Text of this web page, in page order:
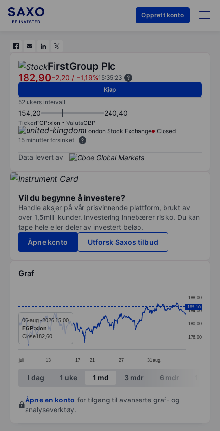
Opprett konto
FirstGroup Plc
182,90−2,20 / −1,19%15:35:23
Kjøp
52 ukers intervall
154,20 240,40
TickerFGP:xlon ValutaGBP
London Stock Exchange
Closed
15 minutter forsinket
Data levert av
Vil du begynne å investere?
Handle aksjer på vår prisvinnende plattform, brukt av
over 1,5mill. kunder. Investering innebærer risiko. Du kan
tape hele eller deler av investert beløp.
Åpne konto
Utforsk Saxos tilbud
Graf
Line chart with 382 data points.
The chart has 1 X axis displaying categories.
The chart has 1 Y axis displaying values. Data ranges
juli 13 17 21 27 31 aug.
176,00
180,00
184,00
188,00
185,10
06-aug.-2026 15:00
FGP:xlon
Close182,60
End of interactive chart.
I dag 1 uke 1 md 3 mdr 6 mdr
Åpne en konto for tilgang til avanserte graf- og
analyseverktøy.